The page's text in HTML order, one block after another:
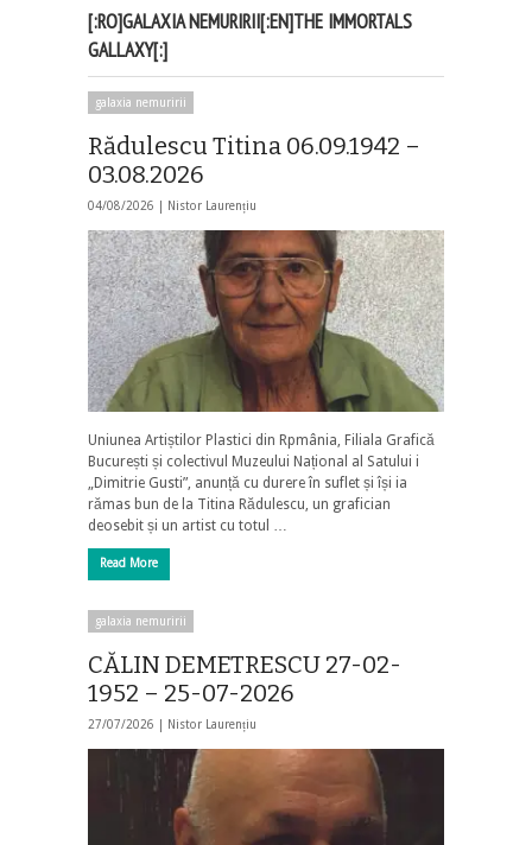
[:RO]GALAXIA NEMURIRII[:EN]THE IMMORTALS
GALLAXY[:]
galaxia nemuririi
Rădulescu Titina 06.09.1942 –
03.08.2026
04/08/2026 | Nistor Laurențiu
Uniunea Artiștilor Plastici din Rpmânia, Filiala Grafică
București și colectivul Muzeului Național al Satului i
„Dimitrie Gusti”, anunță cu durere în suflet și își ia
rămas bun de la Titina Rădulescu, un grafician
deosebit și un artist cu totul …
Read More
galaxia nemuririi
CĂLIN DEMETRESCU 27-02-
1952 – 25-07-2026
27/07/2026 | Nistor Laurențiu